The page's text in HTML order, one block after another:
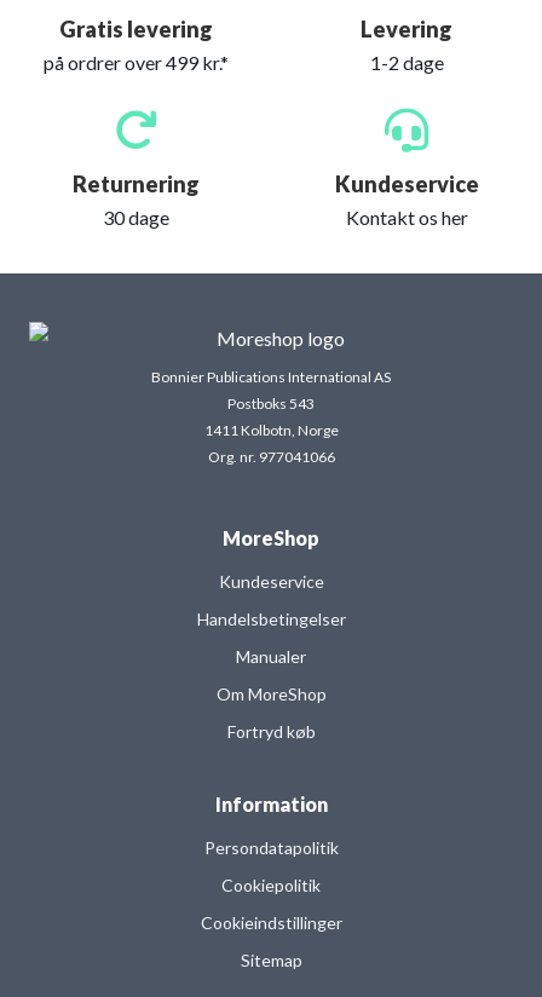
Gratis levering
på ordrer over 499 kr.*
Levering
1-2 dage
Returnering
30 dage
Kundeservice
Kontakt os her
Bonnier Publications International AS
Postboks 543
1411 Kolbotn, Norge
Org. nr. 977041066
MoreShop
Kundeservice
Handelsbetingelser
Manualer
Om MoreShop
Fortryd køb
Information
Persondatapolitik
Cookiepolitik
Cookieindstillinger
Sitemap